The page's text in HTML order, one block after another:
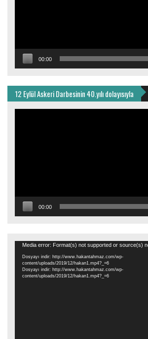
00:00
12 Eylül Askeri Darbesinin 40.yılı dolayısıyla
00:00
Video
oynatıcı
Media error: Format(s) not supported or source(s)
Dosyayı indir: http://www.hakantahmaz.com/wp-
content/uploads/2019/12/hakan1.mp4?_=6
Dosyayı indir: http://www.hakantahmaz.com/wp-
content/uploads/2019/12/hakan1.mp4?_=6